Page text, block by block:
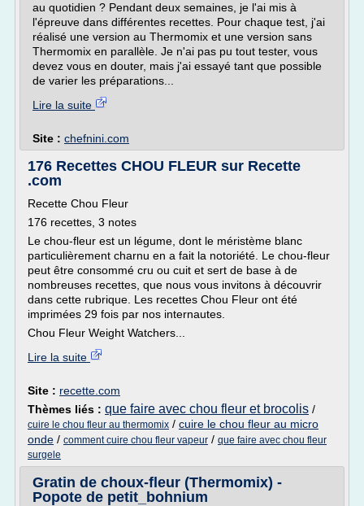
au quotidien ? Pendant deux semaines, je l'ai mis à
l'épreuve dans différentes recettes. Pour chaque test, j'ai
réalisé une version au Thermomix et une version sans
Thermomix en parallèle. Je n'ai pas pu tout tester, vous
devez vous en douter, mais j'ai essayé tant que possible
de varier les préparations...
Lire la suite
Site : chefnini.com
176 Recettes CHOU FLEUR sur Recette
.com
Recette Chou Fleur
176 recettes, 3 notes
Le chou-fleur est un légume, dont le méristème blanc
particulièrement charnu en a fait la notoriété. Le chou-fleur
peut être consommé cru ou cuit et sert de base à de
nombreuses recettes, que nous vous invitons à découvrir
dans cette rubrique. Les recettes Chou Fleur ont été
imprimées 29 fois par nos internautes.
Chou Fleur Weight Watchers...
Lire la suite
Site : recette.com
Thèmes liés : que faire avec chou fleur et brocolis /
cuire le chou fleur au thermomix / cuire le chou fleur au micro
onde / comment cuire chou fleur vapeur / que faire avec chou fleur
surgele
Gratin de choux-fleur (Thermomix) -
Popote de petit_bohnium